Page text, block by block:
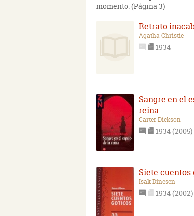
momento. (Página 3)
Retrato
Agatha Christie
1934
Sangre en el
reina
Carter Dickson
1934 (2005)
Siete cuentos
Isak Dinesen
1934 (2002)